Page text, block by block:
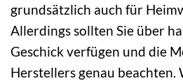
grundsätzlich auch für
Allerdings sollten Sie über
Geschick verfügen und die
Herstellers genau beachten.